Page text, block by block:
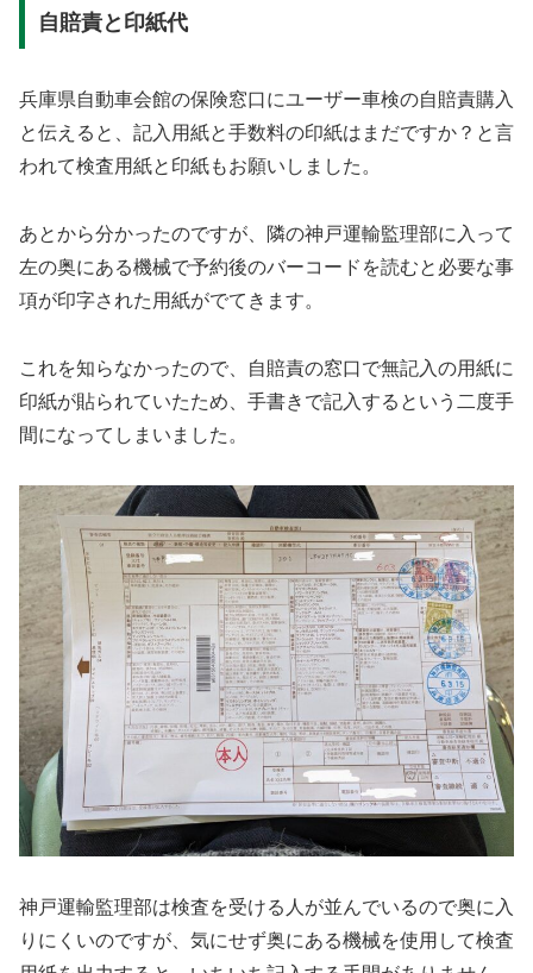
自賠責と印紙代
兵庫県自動車会館の保険窓口にユーザー車検の自賠責購入
と伝えると、記入用紙と手数料の印紙はまだですか？と言
われて検査用紙と印紙もお願いしました。
あとから分かったのですが、隣の神戸運輸監理部に入って
左の奥にある機械で予約後のバーコードを読むと必要な事
項が印字された用紙がでてきます。
これを知らなかったので、自賠責の窓口で無記入の用紙に
印紙が貼られていたため、手書きで記入するという二度手
間になってしまいました。
神戸運輸監理部は検査を受ける人が並んでいるので奥に入
りにくいのですが、気にせず奥にある機械を使用して検査